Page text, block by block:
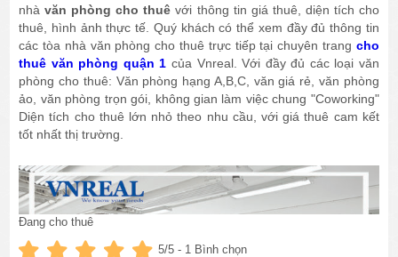
nhàvăn phòng cho thuê với thông tin giá thuê, diện tích cho
thuê, hình ảnh thực tế. Quý khách có thể xem đầy đủ thông tin
các tòa nhà văn phòng cho thuê trực tiếp tại chuyên trang cho
thuê văn phòng quận 1 của Vnreal. Với đầy đủ các loại văn
phòng cho thuê: Văn phòng hạng A,B,C, văn giá rẻ, văn phòng
ảo, văn phòng trọn gói, không gian làm việc chung "Coworking"
Diện tích cho thuê lớn nhỏ theo nhu cầu, với giá thuê cam kết
tốt nhất thị trường.
Đang cho thuê
5/5 - 1 Bình chọn